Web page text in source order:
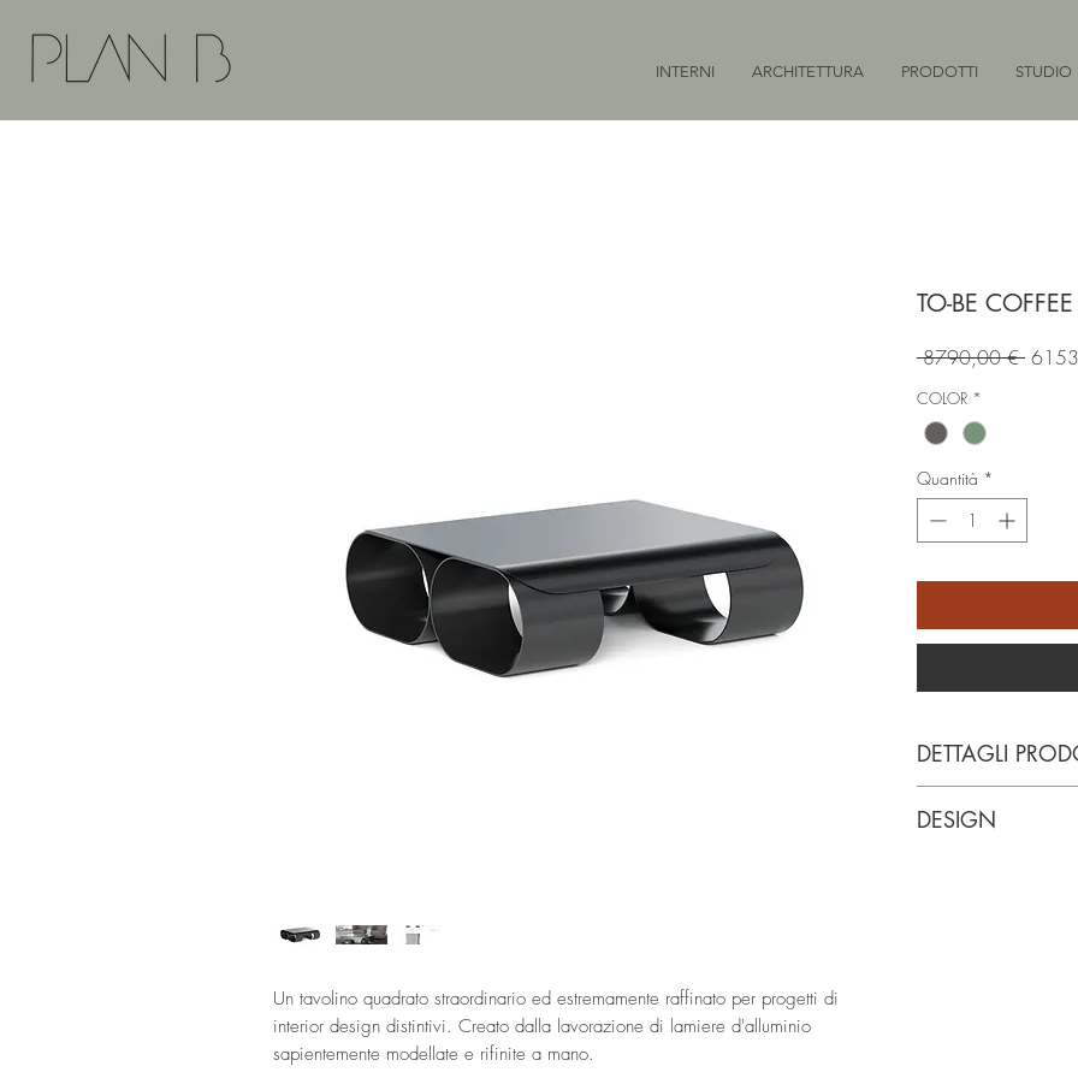
INTERNI ARCHITETTURA PRODOTTI STUDIO
Un tavolino quadrato straordinario ed estremamente raffinato per progetti di
interior design distintivi. Creato dalla lavorazione di lamiere d'alluminio
sapientemente modellate e rifinite a mano.
TO-BE COFFEE
8790,00 € Prezzo
COLOR *
Quantità *
DETTAGLI
Dim. 110x110 cm /
DESIGN